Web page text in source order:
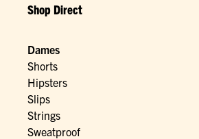
Shop Direct
Dames
Shorts
Hipsters
Slips
Strings
Sweatproof